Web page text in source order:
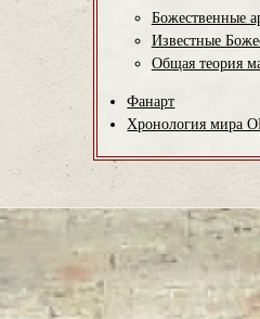
Божественные
Известные
Общая теория
Фанарт
Хронология мира